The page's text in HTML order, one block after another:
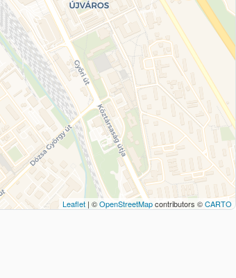
Leaflet | ©OpenStreetMapcontributors ©CARTO